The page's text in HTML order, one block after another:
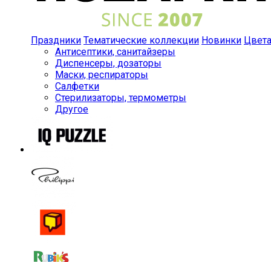
Праздники Тематические коллекции Новинки Цвета
Антисептики, санитайзеры
Диспенсеры, дозаторы
Маски, респираторы
Салфетки
Стерилизаторы, термометры
Другое